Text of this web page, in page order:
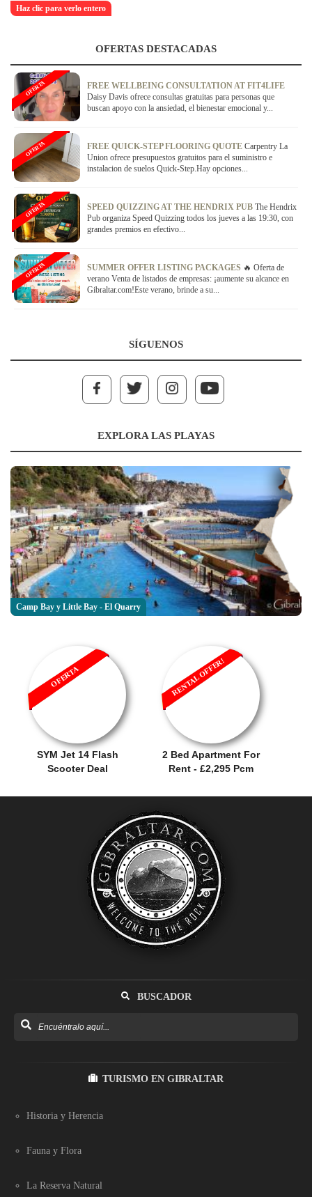
Haz clic para verlo entero
OFERTAS DESTACADAS
FREE WELLBEING CONSULTATION AT FIT4LIFE
Daisy Davis ofrece consultas gratuitas para personas que
buscan apoyo con la ansiedad, el bienestar emocional y...
OFERTA
FREE QUICK-STEP FLOORING QUOTE Carpentry La
Union ofrece presupuestos gratuitos para el suministro e
instalacion de suelos Quick-Step.Hay opciones...
OFERTA
SPEED QUIZZING AT THE HENDRIX PUB The Hendrix
Pub organiza Speed Quizzing todos los jueves a las 19:30, con
grandes premios en efectivo...
OFERTA
SUMMER OFFER LISTING PACKAGES 🔥 Oferta de
verano Venta de listados de empresas: ¡aumente su alcance en
Gibraltar.com!Este verano, brinde a su...
OFERTA
SÍGUENOS
EXPLORA LAS PLAYAS
Camp Bay y Little Bay - El Quarry
SYM Jet 14 Flash
Scooter Deal
OFERTA
2 Bed Apartment For
Rent - £2,295 Pcm
RENTAL OFFER!
BUSCADOR
TURISMO EN GIBRALTAR
Historia y Herencia
Fauna y Flora
La Reserva Natural